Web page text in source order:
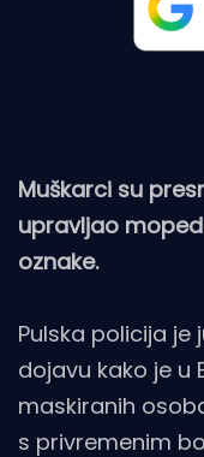
Muškarci su
upravljao
oznake.
Pulska policija je
dojavu kako je u
maskiranih
s privremenim